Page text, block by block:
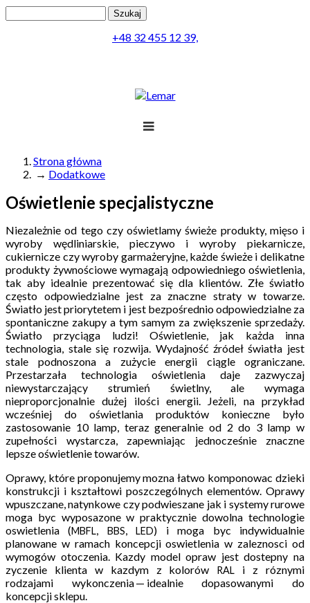
Formularz wyszukiwania
+48 32 455 12 39,
Realizacja
Obsługa
Jesteś tutaj
Strona główna
→ Dodatkowe
Oświetlenie specjalistyczne
Niezależnie od tego czy oświetlamy świeże produkty, mięso i
wyroby wędliniarskie, pieczywo i wyroby piekarnicze,
cukiernicze czy wyroby garmażeryjne, każde świeże i delikatne
produkty żywnościowe wymagają odpowiedniego oświetlenia,
tak aby idealnie prezentować się dla klientów. Złe światło
często odpowiedzialne jest za znaczne straty w towarze.
Światło jest priorytetem i jest bezpośrednio odpowiedzialne za
spontaniczne zakupy a tym samym za zwiększenie sprzedaży.
Światło przyciąga ludzi! Oświetlenie, jak każda inna
technologia, stale się rozwija. Wydajność źródeł światła jest
stale podnoszona a zużycie energii ciągle ograniczane.
Przestarzała technologia oświetlenia daje zazwyczaj
niewystarczający strumień świetlny, ale wymaga
nieproporcjonalnie dużej ilości energii. Jeżeli, na przykład
wcześniej do oświetlania produktów konieczne było
zastosowanie 10 lamp, teraz generalnie od 2 do 3 lamp w
zupełności wystarcza, zapewniając jednocześnie znaczne
lepsze oświetlenie towarów.
Oprawy, które proponujemy mozna łatwo komponowac dzieki
konstrukcji i kształtowi poszczególnych elementów. Oprawy
wpuszczane, natynkowe czy podwieszane jak i systemy rurowe
moga byc wyposazone w praktycznie dowolna technologie
oswietlenia (MBFL, BBS,LED) i moga byc indywidualnie
planowane w ramach koncepcji oswietlenia w zaleznosci od
wymogów otoczenia. Kazdy model opraw jest dostepny na
zyczenie klienta w kazdym z kolorów RAL i z róznymi
rodzajami wykonczenia — idealnie dopasowanymi do
koncepcji sklepu.